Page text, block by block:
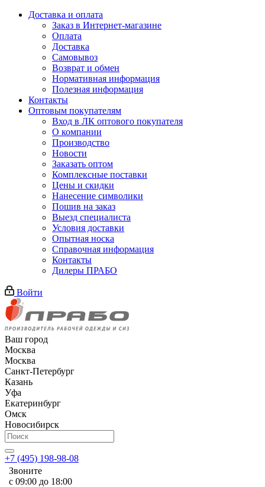
Доставка и оплата
Заказ в Интернет-магазине
Оплата
Доставка
Самовывоз
Возврат и обмен
Нормативная информация
Полезная информация
Контакты
Оптовым покупателям
Вход в ЛК оптового покупателя
О компании
Производство
Новости
Заказать оптом
Комплексные поставки
Цены и скидки
Нанесение символики
Пошив на заказ
Выезд специалиста
Условия доставки
Опытная носка
Справочная информация
Контакты
Дилеры ПРАБО
Войти
Ваш город
Москва
Москва
Санкт-Петербург
Казань
Уфа
Екатеринбург
Омск
Новосибирск
+7 (495) 198-98-08
Звоните
с 09:00 до 18:00